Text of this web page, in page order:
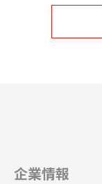
企業情報